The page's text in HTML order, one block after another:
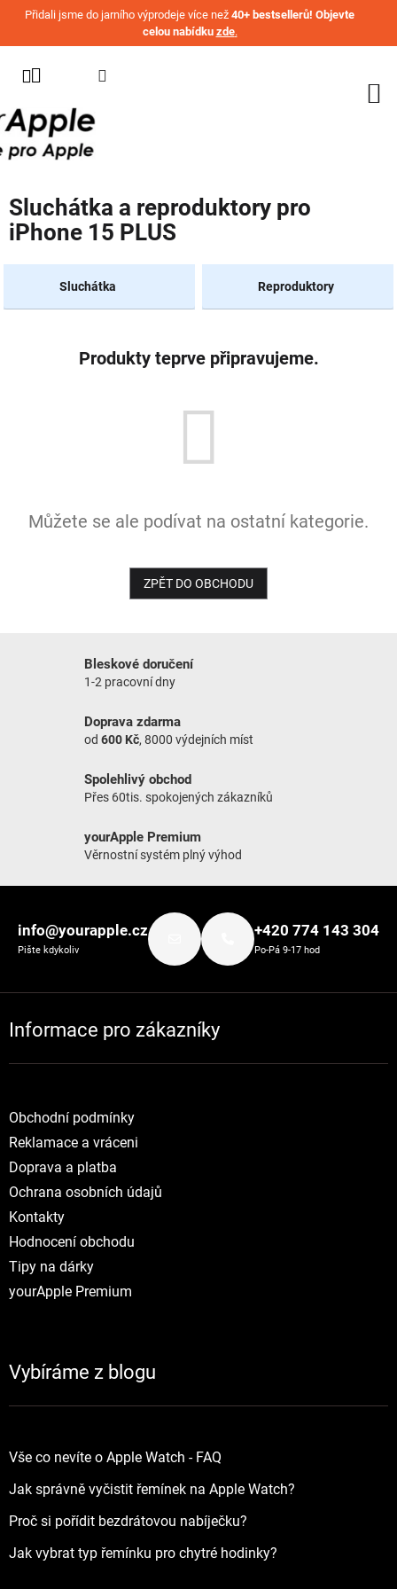
Přejít na obsah
Přidali jsme do jarního výprodeje více než 40+ bestsellerů! Objevte
celou nabídku zde.
IPHONE
MACBOOK
AIRPODS
AIRTAG
Sluchátka a reproduktory pro
iPhone 15 PLUS
Sluchátka Reproduktory
Produkty teprve připravujeme.
Můžete se ale podívat na ostatní kategorie.
ZPĚT DO OBCHODU
Bleskové doručení
1-2 pracovní dny
Doprava zdarma
od 600 Kč, 8000 výdejních míst
Spolehlivý obchod
Přes 60tis. spokojených zákazníků
yourApple Premium
Věrnostní systém plný výhod
info@yourapple.cz
Pište kdykoliv
+420 774 143 304
Po-Pá 9-17 hod
Informace pro zákazníky
Obchodní podmínky
Reklamace a vráceni
Doprava a platba
Ochrana osobních údajů
Kontakty
Hodnocení obchodu
Tipy na dárky
yourApple Premium
Vybíráme z blogu
Vše co nevíte o Apple Watch - FAQ
Jak správně vyčistit řemínek na Apple Watch?
Proč si pořídit bezdrátovou nabíječku?
Jak vybrat typ řemínku pro chytré hodinky?